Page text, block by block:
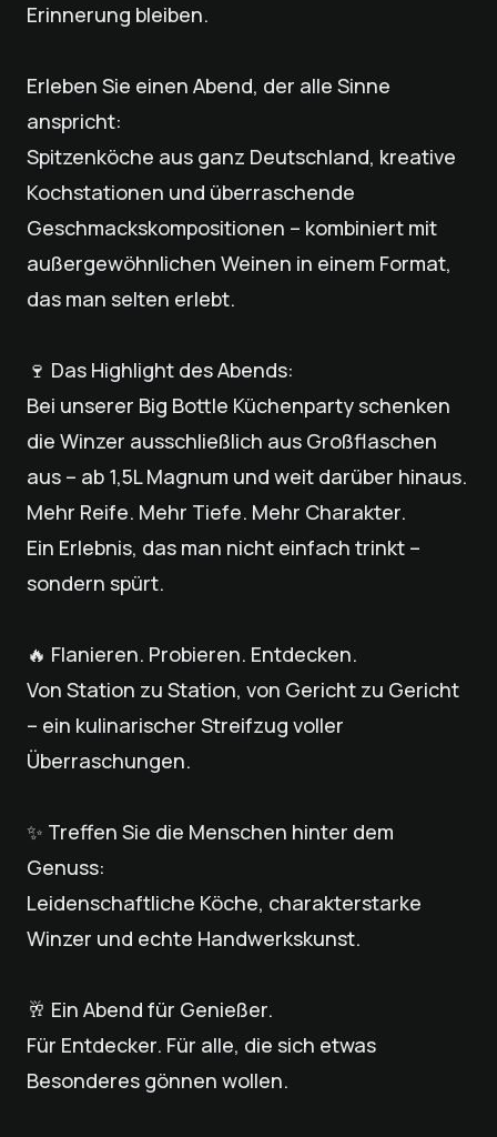
Erinnerung bleiben.
Erleben Sie einen Abend, der alle Sinne
anspricht:
Spitzenköche aus ganz Deutschland, kreative
Kochstationen und überraschende
Geschmackskompositionen – kombiniert mit
außergewöhnlichen Weinen in einem Format,
das man selten erlebt.
🍷 Das Highlight des Abends:
Bei unserer Big Bottle Küchenparty schenken
die Winzer ausschließlich aus Großflaschen
aus – ab 1,5L Magnum und weit darüber hinaus.
Mehr Reife. Mehr Tiefe. Mehr Charakter.
Ein Erlebnis, das man nicht einfach trinkt –
sondern spürt.
🔥 Flanieren. Probieren. Entdecken.
Von Station zu Station, von Gericht zu Gericht
– ein kulinarischer Streifzug voller
Überraschungen.
✨ Treffen Sie die Menschen hinter dem
Genuss:
Leidenschaftliche Köche, charakterstarke
Winzer und echte Handwerkskunst.
🥂 Ein Abend für Genießer.
Für Entdecker. Für alle, die sich etwas
Besonderes gönnen wollen.